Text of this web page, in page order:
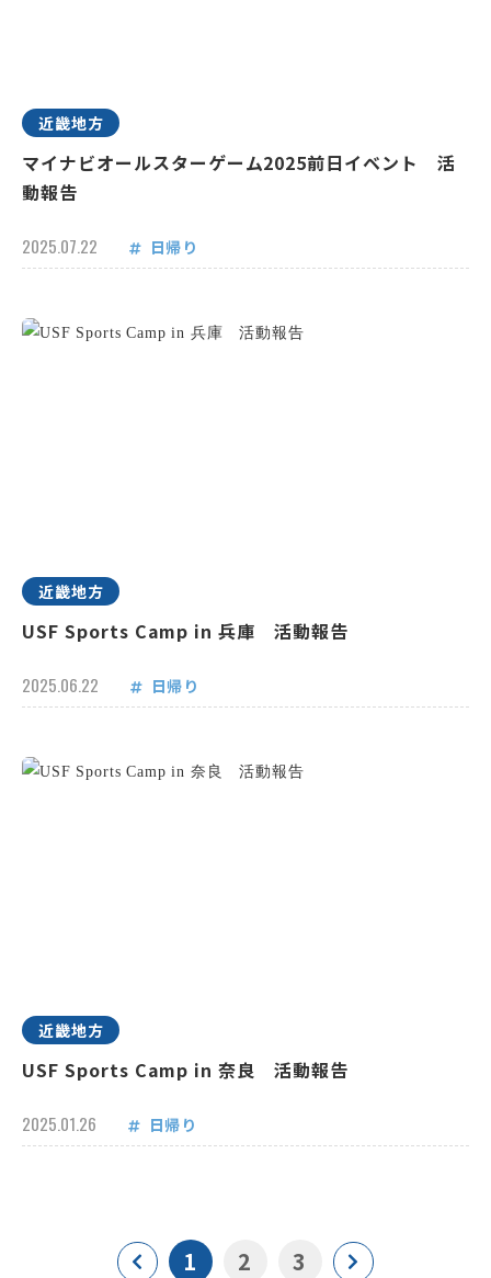
近畿地方
マイナビオールスターゲーム2025前日イベント 活
動報告
2025.07.22 日帰り
近畿地方
USF Sports Camp in 兵庫 活動報告
2025.06.22 日帰り
近畿地方
USF Sports Camp in 奈良 活動報告
2025.01.26 日帰り
1 2 3